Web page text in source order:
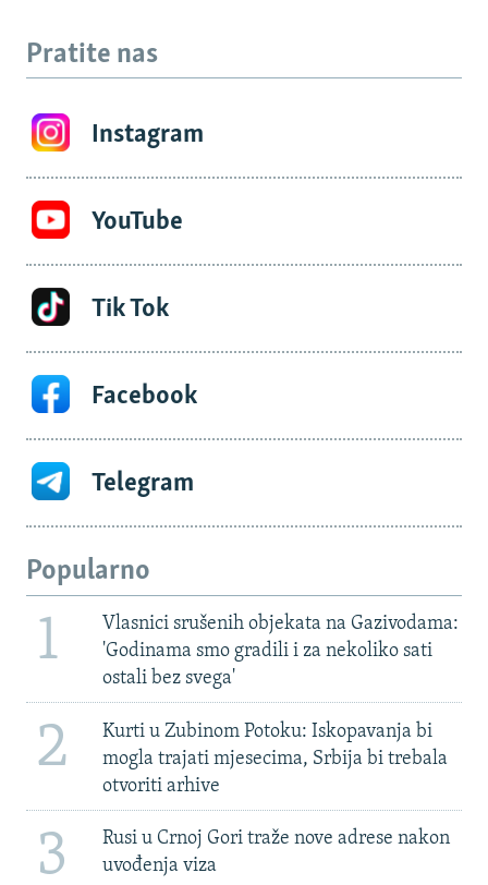
Pratite nas
Instagram
YouTube
Tik Tok
Facebook
Telegram
Popularno
1
Vlasnici srušenih objekata na Gazivodama:
'Godinama smo gradili i za nekoliko sati
ostali bez svega'
2
Kurti u Zubinom Potoku: Iskopavanja bi
mogla trajati mjesecima, Srbija bi trebala
otvoriti arhive
3
Rusi u Crnoj Gori traže nove adrese nakon
uvođenja viza